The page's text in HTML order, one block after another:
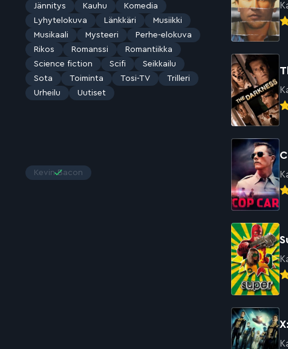
Jännitys
Kauhu
Komedia
Lyhytelokuva
Länkkäri
Musiikki
Musikaali
Mysteeri
Perhe-elokuva
Rikos
Romanssi
Romantiikka
Science fiction
Scifi
Seikkailu
Sota
Toiminta Tosi-TV
Trilleri
Urheilu
Uutiset
Kevin Bacon